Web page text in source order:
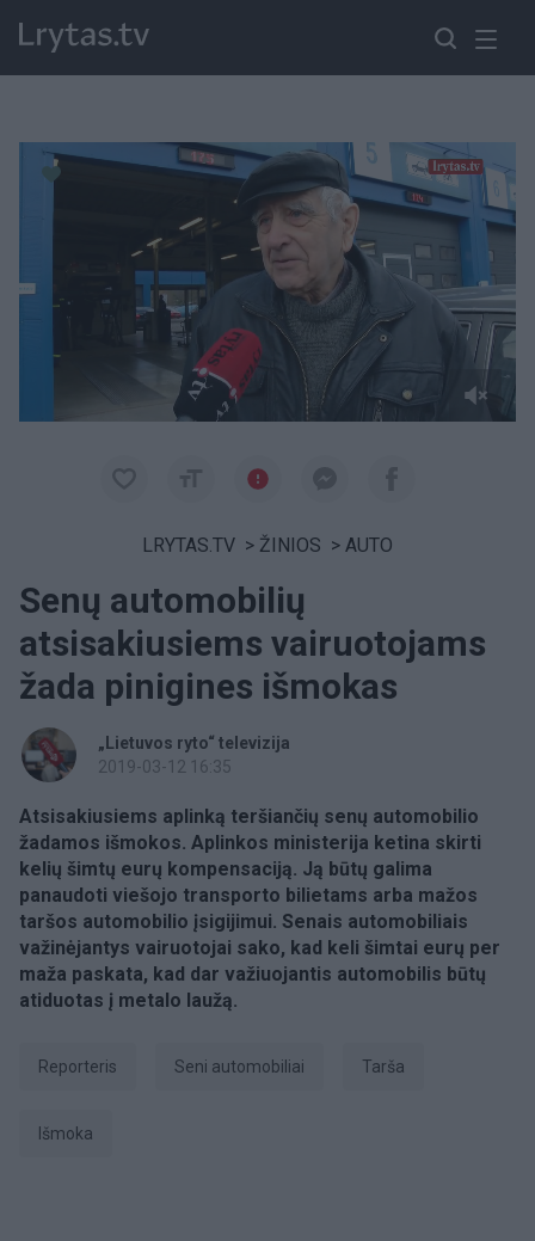
Paremkite Ukrainą
LRYTAS.TV > ŽINIOS > AUTO
Senų automobilių
atsisakiusiems vairuotojams
žada pinigines išmokas
„Lietuvos ryto“ televizija
2019-03-12 16:35
Atsisakiusiems aplinką teršiančių senų automobilio
žadamos išmokos. Aplinkos ministerija ketina skirti
kelių šimtų eurų kompensaciją. Ją būtų galima
panaudoti viešojo transporto bilietams arba mažos
taršos automobilio įsigijimui. Senais automobiliais
važinėjantys vairuotojai sako, kad keli šimtai eurų per
maža paskata, kad dar važiuojantis automobilis būtų
atiduotas į metalo laužą.
Reporteris seni automobiliai tarša
išmoka